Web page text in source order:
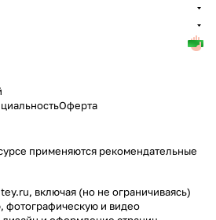
Оферта
применяются рекомендательные
включая (но не ограничиваясь)
фотографическую и видео